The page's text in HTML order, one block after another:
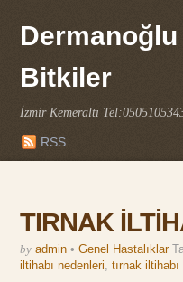
Dermanoğlu
Bitkiler
İzmir Kemeraltı
RSS
TIRNAK
by admin • Genel Hastalıklar
iltihabı nedenleri,tırnak